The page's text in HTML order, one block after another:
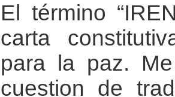
El término
carta
para la paz.
cuestion de